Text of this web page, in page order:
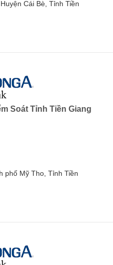
Cái Bè, Tỉnh Tiền
Soát Tỉnh Tiền Giang
phố Mỹ Tho, Tỉnh Tiền